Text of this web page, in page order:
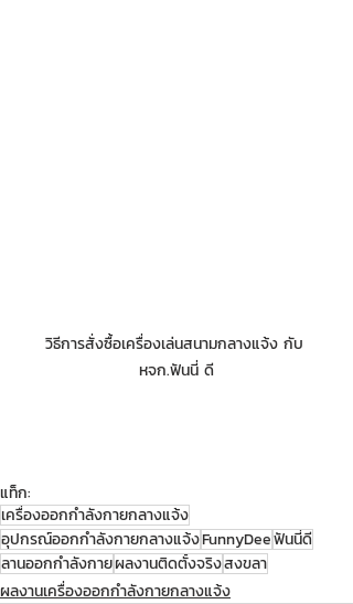
วิธีการสั่งซื้อเครื่องเล่นสนามกลางแจ้ง กับ
หจก.ฟันนี่ ดี
แท็ก:
เครื่องออกกำลังกายกลางแจ้ง
อุปกรณ์ออกกำลังกายกลางแจ้งFunnyDeeฟันนี่ดี
ลานออกกำลังกายผลงานติดตั้งจริงสงขลา
ผลงานเครื่องออกกำลังกายกลางแจ้ง